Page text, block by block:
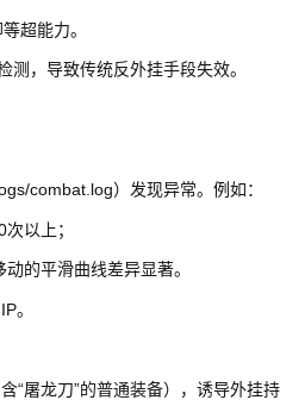
超能力。
测，导致传统反外挂手段失效。
combat.log）发现异常。例如：
以上；
的平滑曲线差异显著。
。
“屠龙刀”的普通装备），诱导外挂持